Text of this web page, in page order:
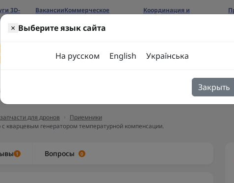
3D-
ВакансииКоммерческое
Координация и
для дронов
Приемники
с кварцевым генератором температурной компенсации.
× Выберите язык сайта
На русском English Українська
Закрыть
1 Вопросы 0